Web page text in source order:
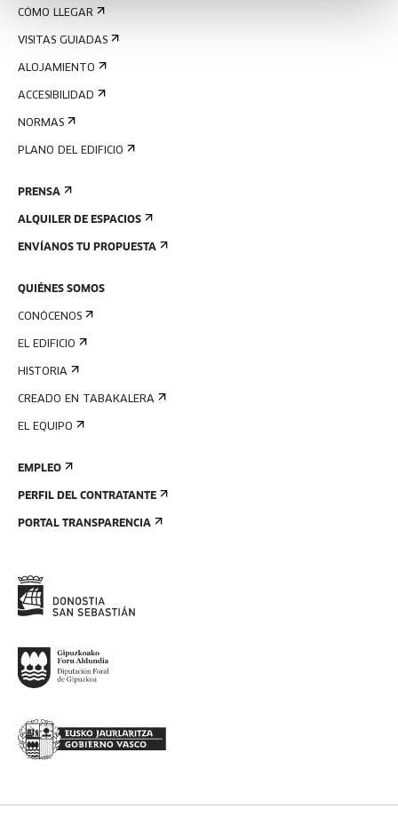
CÓMO LLEGAR
VISITAS GUIADAS
ALOJAMIENTO
ACCESIBILIDAD
NORMAS
PLANO DEL EDIFICIO
PRENSA
ALQUILER DE ESPACIOS
ENVÍANOS TU PROPUESTA
QUIÉNES SOMOS
CONÓCENOS
EL EDIFICIO
HISTORIA
CREADO EN TABAKALERA
EL EQUIPO
EMPLEO
PERFIL DEL CONTRATANTE
PORTAL TRANSPARENCIA